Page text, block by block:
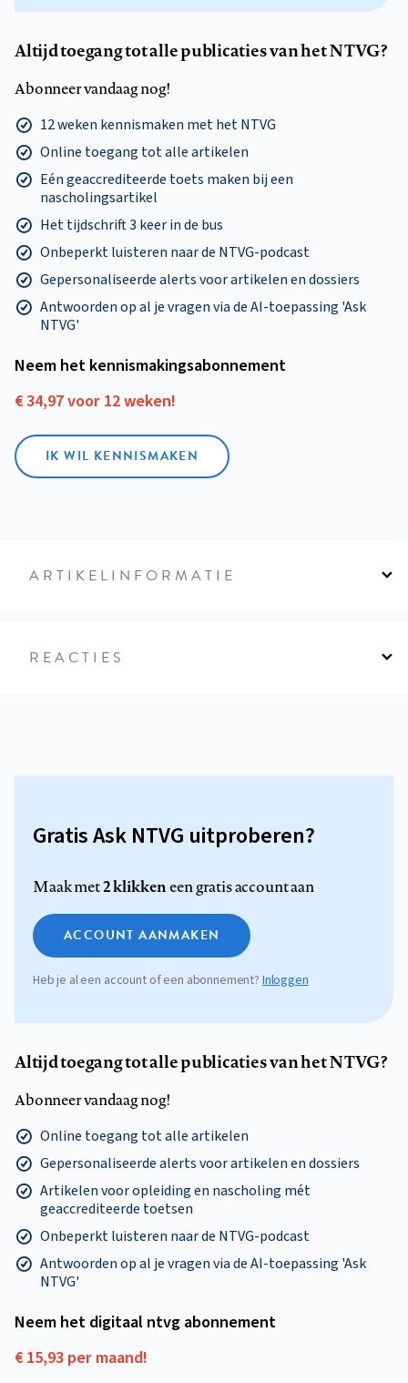
Altijd toegang tot alle publicaties van het NTVG?
Abonneer vandaag nog!
12 weken kennismaken met het NTVG
Online toegang tot alle artikelen
Eén geaccrediteerde toets maken bij een
nascholingsartikel
Het tijdschrift 3 keer in de bus
Onbeperkt luisteren naar de NTVG-podcast
Gepersonaliseerde alerts voor artikelen en dossiers
Antwoorden op al je vragen via de AI-toepassing 'Ask
NTVG'
Neem het kennismakings­abonnement
€ 34,97 voor 12 weken!
IK WIL KENNISMAKEN
ARTIKELINFORMATIE
REACTIES
Gratis Ask NTVG uitproberen?
Maak met2 klikkeneen gratis account aan
ACCOUNT AANMAKEN
Heb je al een account of een abonnement?Inloggen
Altijd toegang tot alle publicaties van het NTVG?
Abonneer vandaag nog!
Online toegang tot alle artikelen
Gepersonaliseerde alerts voor artikelen en dossiers
Artikelen voor opleiding en nascholing mét
geaccrediteerde toetsen
Onbeperkt luisteren naar de NTVG-podcast
Antwoorden op al je vragen via de AI-toepassing 'Ask
NTVG'
Neem het digitaal ntvg abonnement
€ 15,93 per maand!